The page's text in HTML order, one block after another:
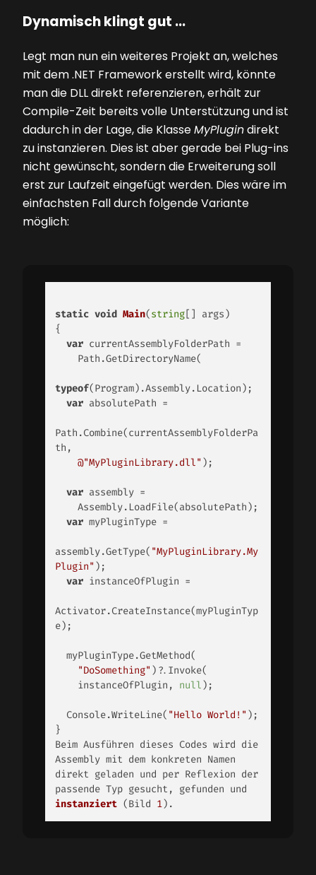
Dynamisch klingt gut ...
Legt man nun ein weiteres Projekt an, welches
mit dem .NET Framework erstellt wird, könnte
man die DLL direkt referenzieren, erhält zur
Compile-Zeit bereits volle Unterstützung und ist
dadurch in der Lage, die KlasseMyPlugindirekt
zu instanzieren. Dies ist aber gerade bei Plug-ins
nicht gewünscht, sondern die Erweiterung soll
erst zur Laufzeit eingefügt werden. Dies wäre im
einfachsten Fall durch folgende Variante
möglich:
static void Main(string[] args )
{
var currentAssemblyFolderPath =
typeof(Program).Assembly.Location);
var absolutePath =
Path.Combine(currentAssemblyFolderPa
th,
@"MyPluginLibrary.dll" );
var assembly =
var myPluginType =
assembly.GetType( "MyPluginLibrary.My
Plugin" );
var instanceOfPlugin =
Activator.CreateInstance(myPluginTyp
e);
"DoSomething" )?.Invoke(
    instanceOfPlugin,
null );
  Console.WriteLine(
"Hello World!" );
}
Beim Ausführen dieses Codes wird die
Assembly mit dem konkreten Namen
direkt geladen und per Reflexion der
passende Typ gesucht,
instanziert (Bild 1).